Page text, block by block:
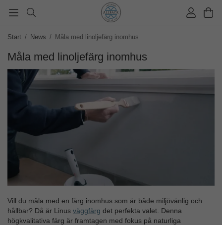
Start / News / Måla med linoljefärg inomhus
Måla med linoljefärg inomhus
Vill du måla med en färg inomhus som är både miljövänlig och
hållbar? Då är Linus väggfärg det perfekta valet. Denna
högkvalitativa färg är framtagen med fokus på naturliga